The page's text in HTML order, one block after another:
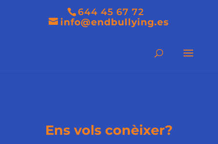
644 45 67 72
info@endbullying.es
Ens vols conèixer?